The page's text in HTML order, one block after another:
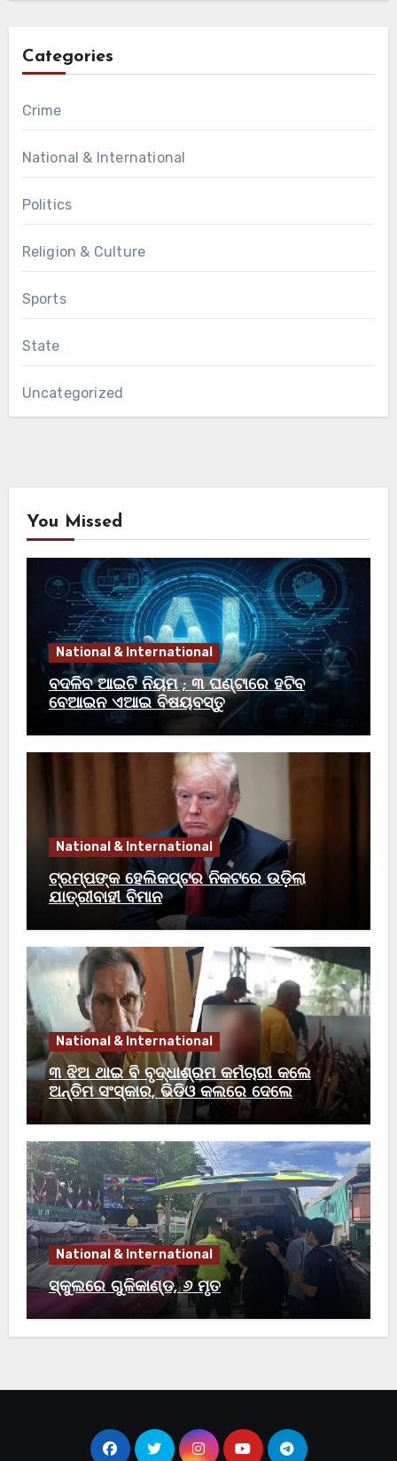
Categories
Crime
National & International
Politics
Religion & Culture
Sports
State
Uncategorized
You Missed
National & International
ବଦଳିବ ଆଇଟି ନିୟମ ; ୩ ଘଣ୍ଟାରେ ହଟିବ
ବେଆଇନ ଏଆଇ ବିଷୟବସ୍ତୁ
National & International
ଟ୍ରମ୍ପଙ୍କ ହେଲିକପ୍ଟର ନିକଟରେ ଉଡ଼ିଲା
ଯାତ୍ରୀବାହୀ ବିମାନ
National & International
୩ ଝିଅ ଥାଇ ବି ବୃଦ୍ଧାଶ୍ରମ କର୍ମଚାରୀ କଲେ
ଅନ୍ତିମ ସଂସ୍କାର, ଭିଡିଓ କଲରେ ଦେଲେ
ବାପାଙ୍କୁ ଶେଷ ବିଦାୟ
National & International
ସ୍କୁଲରେ ଗୁଳିକାଣ୍ଡ, ୬ ମୃତ